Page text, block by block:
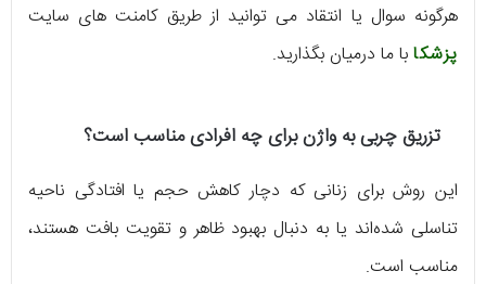
هرگونه سوال یا انتقاد می توانید از طریق کامنت های سایت
پزشکابا ما درمیان بگذارید.
تزریق چربی به واژن برای چه افرادی مناسب است؟
این روش برای زنانی که دچار کاهش حجم یا افتادگی ناحیه
تناسلی شده‌اند یا به دنبال بهبود ظاهر و تقویت بافت هستند،
مناسب است.